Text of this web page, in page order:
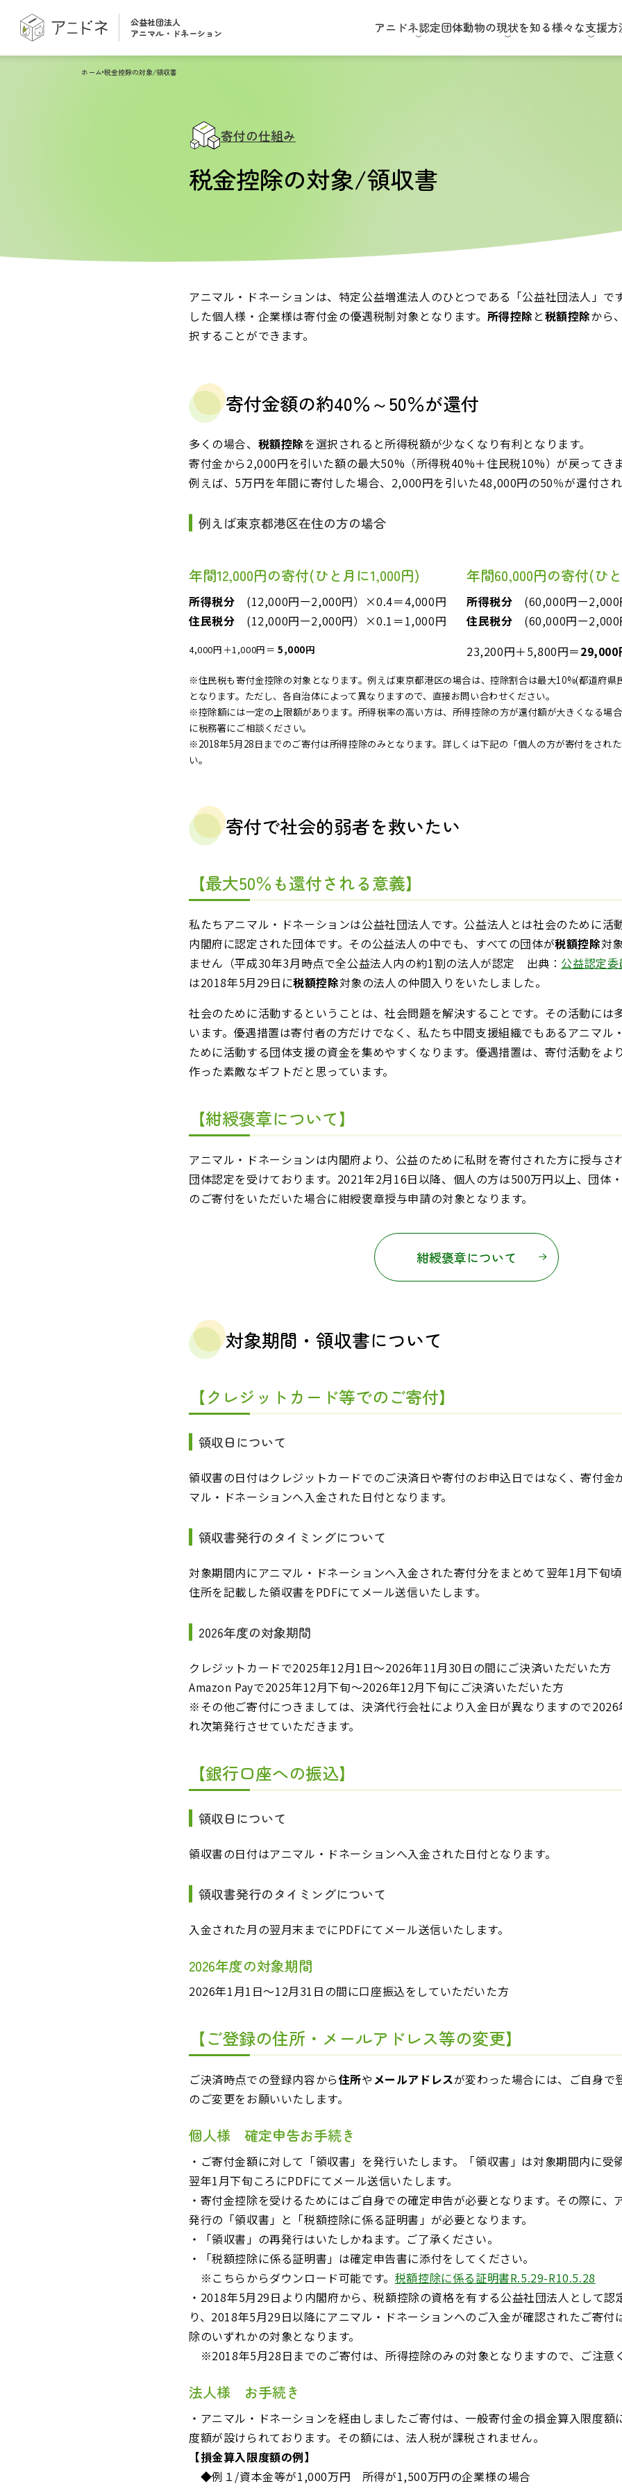
公益社団法人
アニマル・ドネーション
アニドネ認定団体動物の現状を知る様々な支援方
ホーム 税金控除の対象/領収書
寄付の仕組み
税金控除の対象/領収書
アニマル・ドネーションは、特定公益増進法人のひとつである「公益社団法人」で
した個人様・企業様は寄付金の優遇税制対象となります。 所得控除と税額控除から
択することができます。
寄付金額の約40％～50％が還付
多くの場合、 税額控除を選択されると所得税額が少なくなり有利となります。
寄付金から2,000円を引いた額の最大50%（所得税40%＋住民税10%）が戻ってきま
例えば、5万円を年間に寄付した場合、2,000円を引いた48,000円の50％が還付され
例えば東京都港区在住の方の場合
年間12,000円の寄付(ひと月に1,000円)
所得税分 (12,000円ー2,000円）×0.4＝4,000円
住民税分 (12,000円ー2,000円）×0.1＝1,000円
4,000円＋1,000円＝ 5,000円
年間60,000円の寄付(ひ
所得税分 (60,000円ー
住民税分 (60,000円ー
23,200円＋5,800円＝29,000
※住民税も寄付金控除の対象となります。例えば東京都港区の場合は、控除割合は最大10%(都道府県
となります。ただし、各自治体によって異なりますので、直接お問い合わせください。
※控除額には一定の上限額があります。所得税率の高い方は、所得控除の方が還付額が大きくなる場
に税務署にご相談ください。
※2018年5月28日までのご寄付は所得控除のみとなります。詳しくは下記の「個人の方が寄付をされ
い。
寄付で社会的弱者を救いたい
【最大50％も還付される意義】
私たちアニマル・ドネーションは公益社団法人です。公益法人とは社会のために活
内閣府に認定された団体です。その公益法人の中でも、すべての団体が税額控除対
ません（平成30年3月時点で全公益法人内の約1割の法人が認定 出典： 公益認定委
は2018年5月29日に税額控除対象の法人の仲間入りをいたしました。
社会のために活動するということは、社会問題を解決することです。その活動には
います。優遇措置は寄付者の方だけでなく、私たち中間支援組織でもあるアニマル
ために活動する団体支援の資金を集めやすくなります。優遇措置は、寄付活動をよ
作った素敵なギフトだと思っています。
【紺綬褒章について】
アニマル・ドネーションは内閣府より、公益のために私財を寄付された方に授与さ
団体認定を受けております。2021年2月16日以降、個人の方は500万円以上、団体
のご寄付をいただいた場合に紺綬褒章授与申請の対象となります。
紺綬褒章について
対象期間・領収書について
【クレジットカード等でのご寄付】
領収日について
領収書の日付はクレジットカードでのご決済日や寄付のお申込日ではなく、寄付金
マル・ドネーションへ入金された日付となります。
領収書発行のタイミングについて
対象期間内にアニマル・ドネーションへ入金された寄付分をまとめて翌年1月下旬
住所を記載した領収書をPDFにてメール送信いたします。
2026年度の対象期間
クレジットカードで2025年12月1日〜2026年11月30日の間にご決済いただいた方
Amazon Payで2025年12月下旬～2026年12月下旬にご決済いただいた方
※その他ご寄付につきましては、決済代行会社により入金日が異なりますので
れ次第発行させていただきます。
【銀行口座への振込】
領収日について
領収書の日付はアニマル・ドネーションへ入金された日付となります。
領収書発行のタイミングについて
入金された月の翌月末までにPDFにてメール送信いたします。
2026年度の対象期間
2026年1月1日〜12月31日の間に口座振込をしていただいた方
【ご登録の住所・メールアドレス等の変更】
ご決済時点での登録内容から住所やメールアドレスが変わった場合には、ご自身で
のご変更をお願いいたします。
個人様 確定申告お手続き
・ご寄付金額に対して「領収書」を発行いたします。「領収書」は対象期間内に受
翌年1月下旬ころにPDFにてメール送信いたします。
・寄付金控除を受けるためにはご自身での確定申告が必要となります。その際に、
発行の「領収書」と「税額控除に係る証明書」が必要となります。
・「領収書」の再発行はいたしかねます。ご了承ください。
・「税額控除に係る証明書」は確定申告書に添付をしてください。
※こちらからダウンロード可能です。 税額控除に係る証明書R.5.29-R10.5.28
・2018年5月29日より内閣府から、税額控除の資格を有する公益社団法人として認
り、2018年5月29日以降にアニマル・ドネーションへのご入金が確認されたご寄付
除のいずれかの対象となります。
※2018年5月28日までのご寄付は、所得控除のみの対象となりますので、ご注意
法人様 お手続き
・アニマル・ドネーションを経由しましたご寄付は、一般寄付金の損金算入限度額
度額が設けられております。その額には、法人税が課税されません。
【損金算入限度額の例】
◆例１/資本金等が1,000万円 所得が1,500万円の企業様の場合